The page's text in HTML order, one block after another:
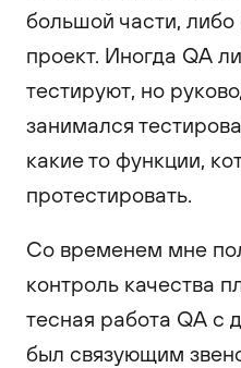
большой части, либо
проект. Иногда QA
тестируют, но
занимался
какие то функции,
протестировать.
Со временем мне
контроль качества
тесная работа QA с
был связующим